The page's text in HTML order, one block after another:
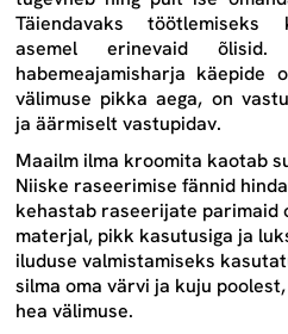
Täiendavaks töötlemiseks
asemel erinevaid
habemeajamisharja käepide
välimuse pikka aega, on
ja äärmiselt vastupidav.
Maailm ilma kroomita kaotab
Niiske raseerimise fännid
kehastab raseerijate parimaid
materjal, pikk kasutusiga ja
iluduse valmistamiseks
silma oma värvi ja kuju
hea välimuse.